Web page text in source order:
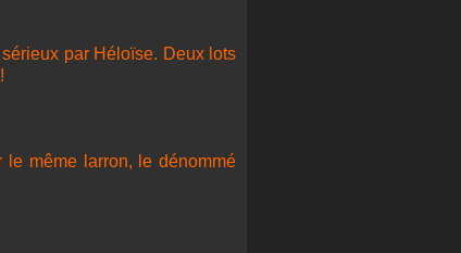
par Héloïse. Deux lots
le même larron, le dénommé